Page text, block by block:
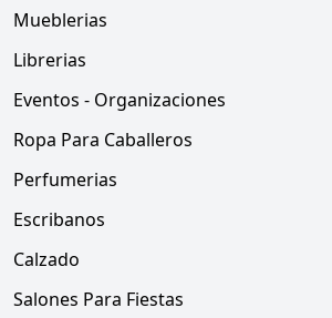
Mueblerias
Librerias
Eventos - Organizaciones
Ropa Para Caballeros
Perfumerias
Escribanos
Calzado
Salones Para Fiestas